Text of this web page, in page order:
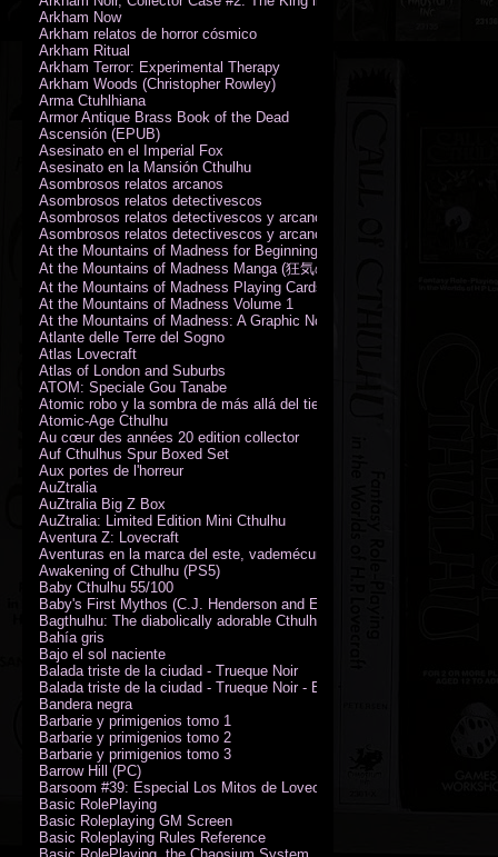
Arkham Now
Arkham relatos de horror cósmico
Arkham Ritual
Arkham Terror: Experimental Therapy
Arkham Woods (Christopher Rowley)
Arma Ctuhlhiana
Armor Antique Brass Book of the Dead
Ascensión (EPUB)
Asesinato en el Imperial Fox
Asesinato en la Mansión Cthulhu
Asombrosos relatos arcanos
Asombrosos relatos detectivescos
Asombrosos relatos detectivescos y arcanos
Asombrosos relatos detectivescos y arcanos
At the Mountains of Madness for Beginning Readers
At the Mountains of Madness Manga (狂気の山脈)
At the Mountains of Madness Playing Cards
At the Mountains of Madness Volume 1
At the Mountains of Madness: A Graphic Novel
Atlante delle Terre del Sogno
Atlas Lovecraft
Atlas of London and Suburbs
ATOM: Speciale Gou Tanabe
Atomic robo y la sombra de más allá del tiempo
Atomic-Age Cthulhu
Au cœur des années 20 edition collector
Auf Cthulhus Spur Boxed Set
Aux portes de l'horreur
AuZtralia
AuZtralia Big Z Box
AuZtralia: Limited Edition Mini Cthulhu
Aventura Z: Lovecraft
Aventuras en la marca del este, vademécum de campaña
Awakening of Cthulhu (PS5)
Baby Cthulhu 55/100
Baby's First Mythos (C.J. Henderson and Erica Henderson)
Bagthulhu: The diabolically adorable Cthulhu plushie dicebag
Bahía gris
Bajo el sol naciente
Balada triste de la ciudad - Trueque Noir
Balada triste de la ciudad - Trueque Noir - Edición de coleccionista
Bandera negra
Barbarie y primigenios tomo 1
Barbarie y primigenios tomo 2
Barbarie y primigenios tomo 3
Barrow Hill (PC)
Barsoom #39: Especial Los Mitos de Lovecraft
Basic RolePlaying
Basic Roleplaying GM Screen
Basic Roleplaying Rules Reference